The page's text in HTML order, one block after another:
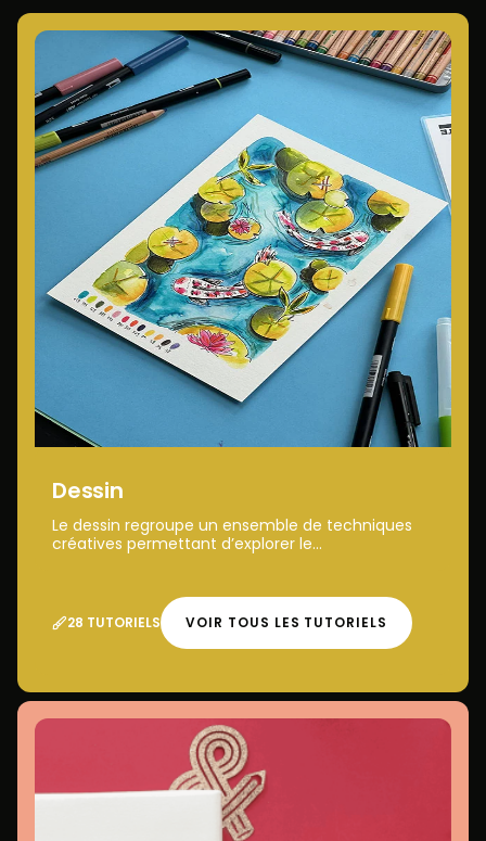
Dessin
Le dessin regroupe un ensemble de techniques
créatives permettant d’explorer le...
28 TUTORIELS VOIR TOUS LES TUTORIELS